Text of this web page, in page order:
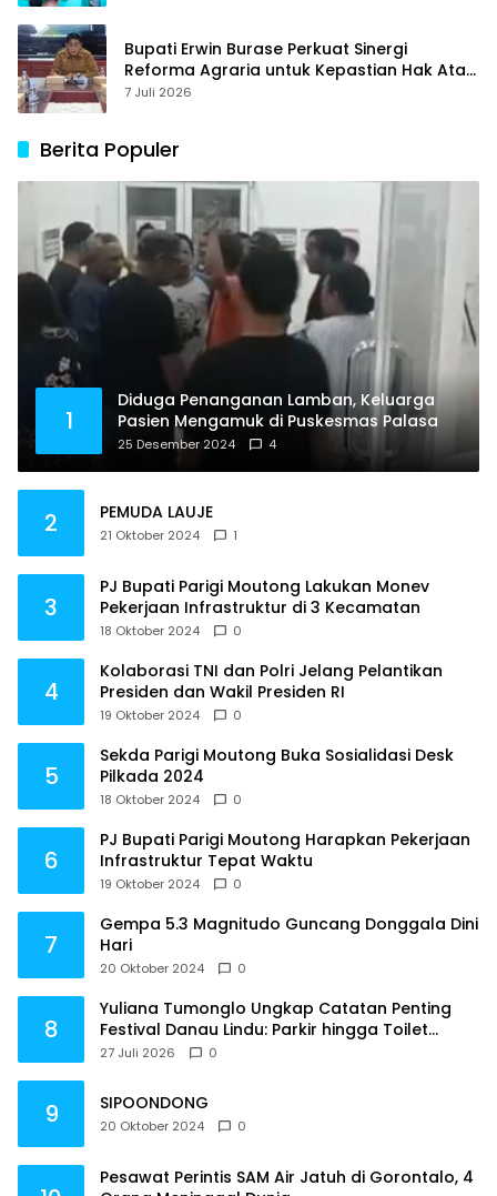
Bupati Erwin Burase Perkuat Sinergi
Reforma Agraria untuk Kepastian Hak Atas
Tanah bagi Masyarakat
7 Juli 2026
Berita Populer
1
Diduga Penanganan Lamban, Keluarga
Pasien Mengamuk di Puskesmas Palasa
25 Desember 2024 4
2 PEMUDA LAUJE
21 Oktober 2024 1
3
PJ Bupati Parigi Moutong Lakukan Monev
Pekerjaan Infrastruktur di 3 Kecamatan
18 Oktober 2024 0
4
Kolaborasi TNI dan Polri Jelang Pelantikan
Presiden dan Wakil Presiden RI
19 Oktober 2024 0
5
Sekda Parigi Moutong Buka Sosialidasi Desk
Pilkada 2024
18 Oktober 2024 0
6
PJ Bupati Parigi Moutong Harapkan Pekerjaan
Infrastruktur Tepat Waktu
19 Oktober 2024 0
7
Gempa 5.3 Magnitudo Guncang Donggala Dini
Hari
20 Oktober 2024 0
8
Yuliana Tumonglo Ungkap Catatan Penting
Festival Danau Lindu: Parkir hingga Toilet
Harus Jadi Prioritas
27 Juli 2026 0
9 SIPOONDONG
20 Oktober 2024 0
Pesawat Perintis SAM Air Jatuh di Gorontalo, 4